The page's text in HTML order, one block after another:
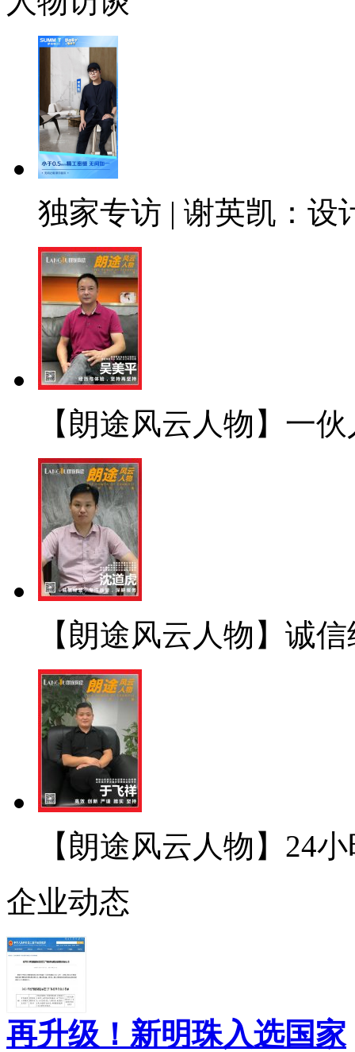
独家专访 | 谢英凯：设
【朗途风云人物】一
【朗途风云人物】诚
【朗途风云人物】24
企业动态
再升级！新明珠入选国家